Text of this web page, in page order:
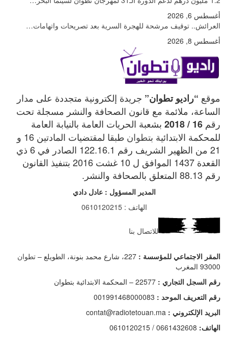
أغسطس 6, 2026
العرائش.. توقيف مرشحة للهجرة السرية بعد تصريحات واتهامات…
أغسطس 8, 2026
موقع “راديو تطوان” جريدة إلكترونية متجددة على مدار
الساعة، ملائمة مع قانون الصحافة والنشر مسجلة تحت
رقم 16 / 2018
بشعبة الحريات العامة بالنيابة العامة
للمحكمة الابتدائية بتطوان
طبقا لمقتضيات المادتين 16 و
21 من الظهير الشريف رقم 122.16.1 الصادر في 6 ذي
القعدة 1437 الموافق ل 10 غشت 2016 بتنفيذ القانون
رقم 88.13 المتعلق بالصحافة والنشر.
المدير المسؤول : عادل دادي
الهاتف : 0610120215
للاتصال بنا
المقر الاجتماعي للمؤسسة : 227، شارع محمد بنونة، الطويلع –
تطوان
93000 المغرب
رقم السجل التجاري : 22577 – المحكمة الابتدائية بتطوان
رقم التعريف الموحد : 001991468000083
البريد الإلكتروني : contat@radiotetouan.ma
الهاتف: 0661432608 / 0610120215